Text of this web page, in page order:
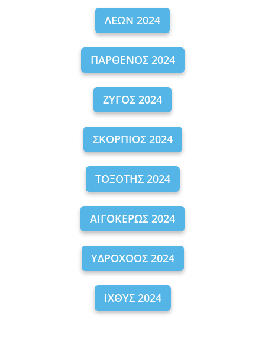
ΛΕΩΝ 2024
ΠΑΡΘΕΝΟΣ 2024
ΖΥΓΟΣ 2024
ΣΚΟΡΠΙΟΣ 2024
ΤΟΞΟΤΗΣ 2024
ΑΙΓΟΚΕΡΩΣ 2024
ΥΔΡΟΧΟΟΣ 2024
ΙΧΘΥΣ 2024